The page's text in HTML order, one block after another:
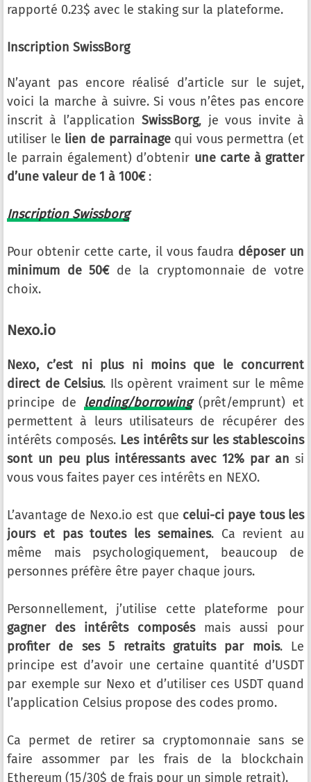
rapporté 0.23$ avec le staking sur la plateforme.
Inscription SwissBorg
N’ayant pas encore réalisé d’article sur le sujet,
voici la marche à suivre. Si vous n’êtes pas encore
inscrit à l’applicationSwissBorg, je vous invite à
utiliser le lien de parrainagequi vous permettra (et
le parrain également) d’obtenir une carte à gratter
d’une valeur de 1 à 100€:
Inscription Swissborg
Pour obtenir cette carte, il vous faudra déposer un
minimum de 50€de la cryptomonnaie de votre
choix.
Nexo.io
Nexo, c’est ni plus ni moins que le concurrent
direct de Celsius. Ils opèrent vraiment sur le même
principe de
lending/borrowing(prêt/emprunt) et
permettent à leurs utilisateurs de récupérer des
intérêts composés. Les intérêts sur les stablescoins
sont un peu plus intéressants avec 12% par an si
vous vous faites payer ces intérêts en NEXO.
L’avantage de Nexo.io est que celui-ci paye tous les
jours et pas toutes les semaines. Ca revient au
même mais psychologiquement, beaucoup de
personnes préfère être payer chaque jours.
Personnellement, j’utilise cette plateforme pour
gagner des intérêts composésmais aussi pour
profiter de ses 5 retraits gratuits par mois. Le
principe est d’avoir une certaine quantité d’USDT
par exemple sur Nexo et d’utiliser ces USDT quand
l’application Celsius propose des codes promo.
Ca permet de retirer sa cryptomonnaie sans se
faire assommer par les frais de la blockchain
Ethereum (15/30$ de frais pour un simple retrait).